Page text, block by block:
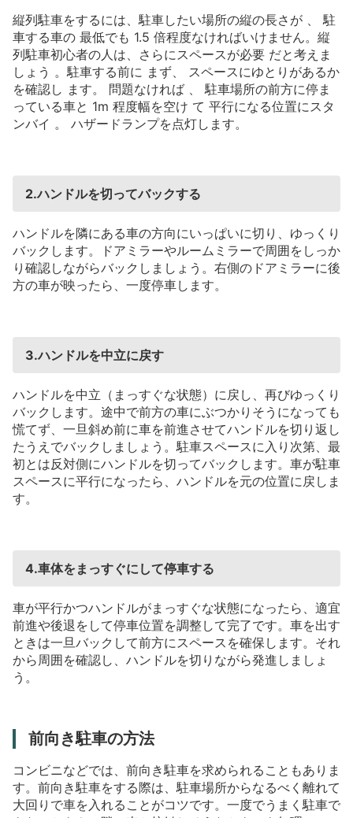
縦列駐車をするには、駐車したい場所の縦の長さが 、
駐
車する車の 最低でも 1.5 倍程度なければいけません。縦
列駐車初心者の人は、さらにスペースが必要 だと考えま
しょう 。駐車する前に まず、
スペースにゆとりがあるか
を確認し ます。 問題なければ 、
駐車場所の前方に停ま
っている車と 1m 程度幅を空け て 平行になる位置にスタ
ンバイ 。 ハザードランプを点灯します。
2.ハンドルを切ってバックする
ハンドルを隣にある車の方向にいっぱいに切り、ゆっくり
バックします。ドアミラーやルームミラーで周囲をしっか
り確認しながらバックしましょう。右側のドアミラーに後
方の車が映ったら、一度停車します。
3.ハンドルを中立に戻す
ハンドルを中立（まっすぐな状態）に戻し、再びゆっくり
バックします。途中で前方の車にぶつかりそうになっても
慌てず、一旦斜め前に車を前進させてハンドルを切り返し
たうえでバックしましょう。駐車スペースに入り次第、最
初とは反対側にハンドルを切ってバックします。車が駐車
スペースに平行になったら、ハンドルを元の位置に戻しま
す。
4.車体をまっすぐにして停車する
車が平行かつハンドルがまっすぐな状態になったら、適宜
前進や後退をして停車位置を調整して完了です。車を出す
ときは一旦バックして前方にスペースを確保します。それ
から周囲を確認し、ハンドルを切りながら発進しましょ
う。
前向き駐車の方法
コンビニなどでは、前向き駐車を求められることもありま
す。前向き駐車をする際は、駐車場所からなるべく離れて
大回りで車を入れることがコツです。一度でうまく駐車で